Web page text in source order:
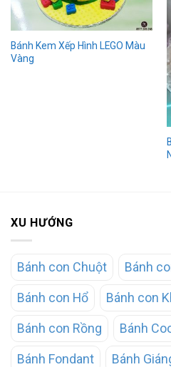
Bánh Kem Xếp Hình LEGO Màu
Vàng
XU HƯỚNG
Bánh con Chuột Bánh
Bánh con Hổ Bánh con
Bánh con Rồng Bánh
Bánh Fondant Bánh